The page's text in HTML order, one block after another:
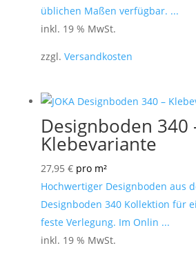
üblichen Maßen verfügbar. ...
inkl. 19 % MwSt.
zzgl. Versandkosten
Designboden 340
Klebevariante
27,95 € pro m²
Hochwertiger Designboden aus
Designboden 340 Kollektion für
feste Verlegung. Im Onlin ...
inkl. 19 % MwSt.